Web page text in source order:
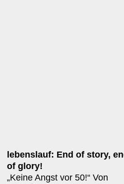
lebenslauf: End of story,
of glory!
„Keine Angst vor 50!“ Von